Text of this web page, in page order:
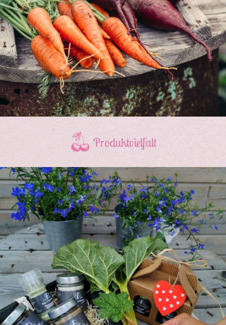
Produktvielfalt